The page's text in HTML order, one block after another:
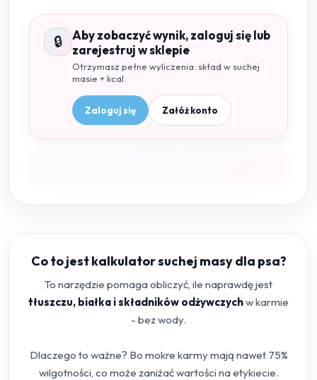
🔒
Aby zobaczyć wynik, zaloguj się lub
zarejestruj w sklepie
Otrzymasz pełne wyliczenia: skład w suchej
masie + kcal.
Zaloguj się Załóż konto
Co to jest kalkulator suchej masy dla psa?
To narzędzie pomaga obliczyć, ile naprawdę jest
tłuszczu, białka i składników odżywczychw karmie
- bez wody.
Dlaczego to ważne? Bo mokre karmy mają nawet 75%
wilgotności, co może zaniżać wartości na etykiecie.